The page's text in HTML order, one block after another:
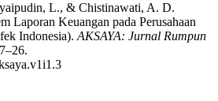
L., & Chistinawati, A. D.
Laporan Keuangan pada Perusahaan
Indonesia).AKSAYA: Jurnal Rumpun